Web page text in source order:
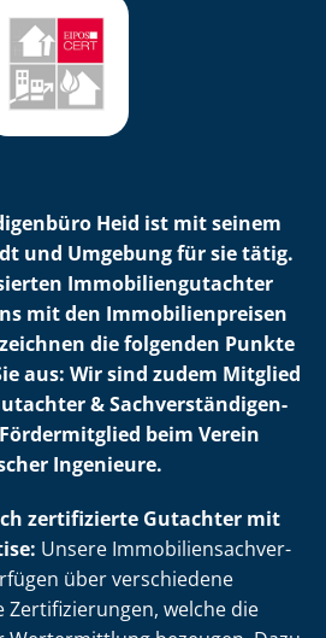
Heid ist mit seinem
und Umgebung für sie tätig.
Im­mo­bi­li­en­gut­ach­ter
mit den Im­mo­bi­li­en­prei­sen
die folgenden Punkte
aus: Wir sind zudem Mitglied
& Sach­ver­stän­di­gen­
beim Verein
Ingenieure.
zertifizierte Gutachter mit
Unsere Im­mo­bi­li­en­sach­ver­
über verschiedene
welche die